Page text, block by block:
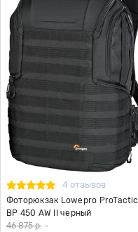
4 отзывов
Фоторюкзак Lowepro ProTactic
BP 450 AW II черный
46 875 р. -